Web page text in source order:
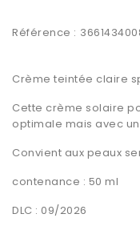
Référence :
Crème teintée claire
Cette crème solaire
optimale mais avec
Convient aux peaux
contenance : 50 ml
DLC : 09/2026